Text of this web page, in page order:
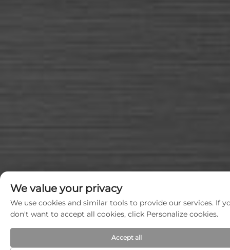
We value your privacy
We use cookies and similar tools to provide our services. If
don't want to accept all cookies, click Personalize cookies.
Accept all